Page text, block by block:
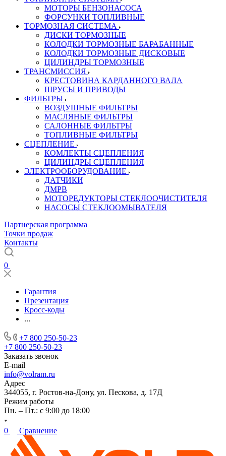
МОТОРЫ БЕНЗОНАСОСА
ФОРСУНКИ ТОПЛИВНЫЕ
ТОРМОЗНАЯ СИСТЕМА
ДИСКИ ТОРМОЗНЫЕ
КОЛОДКИ ТОРМОЗНЫЕ БАРАБАННЫЕ
КОЛОДКИ ТОРМОЗНЫЕ ДИСКОВЫЕ
ЦИЛИНДРЫ ТОРМОЗНЫЕ
ТРАНСМИССИЯ
КРЕСТОВИНА КАРДАННОГО ВАЛА
ШРУСЫ И ПРИВОДЫ
ФИЛЬТРЫ
ВОЗДУШНЫЕ ФИЛЬТРЫ
МАСЛЯНЫЕ ФИЛЬТРЫ
САЛОННЫЕ ФИЛЬТРЫ
ТОПЛИВНЫЕ ФИЛЬТРЫ
СЦЕПЛЕНИЕ
КОМЛЕКТЫ СЦЕПЛЕНИЯ
ЦИЛИНДРЫ СЦЕПЛЕНИЯ
ЭЛЕКТРООБОРУДОВАНИЕ
ДАТЧИКИ
ДМРВ
МОТОРЕДУКТОРЫ СТЕКЛООЧИСТИТЕЛЯ
НАСОСЫ СТЕКЛООМЫВАТЕЛЯ
Партнерская программа
Точки продаж
Контакты
0
Гарантия
Презентация
Кросс-коды
...
+7 800 250-50-23
+7 800 250-50-23
Заказать звонок
E-mail
info@volram.ru
Адрес
344055, г. Ростов-на-Дону, ул. Пескова, д. 17Д
Режим работы
Пн. – Пт.: с 9:00 до 18:00
0 Сравнение